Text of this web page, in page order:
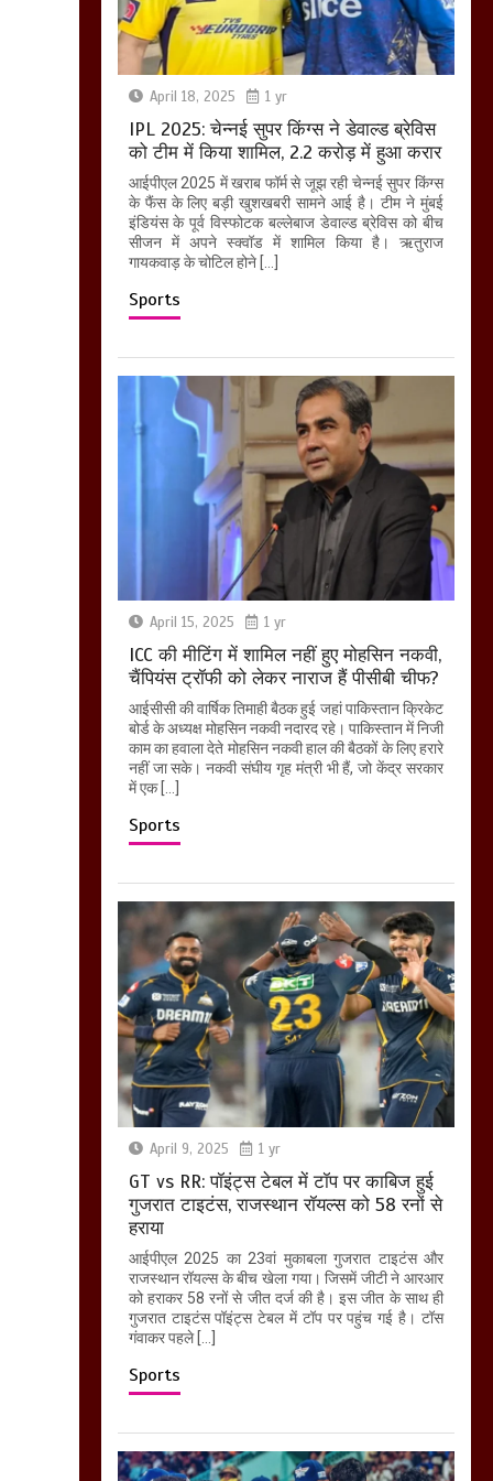
April 18, 2025 1 yr
IPL 2025: चेन्नई सुपर किंग्स ने डेवाल्ड ब्रेविस
को टीम में किया शामिल, 2.2 करोड़ में हुआ करार
आईपीएल 2025 में खराब फॉर्म से जूझ रही चेन्नई सुपर किंग्स
के फैंस के लिए बड़ी खुशखबरी सामने आई है। टीम ने मुंबई
इंडियंस के पूर्व विस्फोटक बल्लेबाज डेवाल्ड ब्रेविस को बीच
सीजन में अपने स्क्वॉड में शामिल किया है। ऋतुराज
गायकवाड़ के चोटिल होने […]
Sports
April 15, 2025 1 yr
ICC की मीटिंग में शामिल नहीं हुए मोहसिन नकवी,
चैंपियंस ट्रॉफी को लेकर नाराज हैं पीसीबी चीफ?
आईसीसी की वार्षिक तिमाही बैठक हुई जहां पाकिस्तान क्रिकेट
बोर्ड के अध्यक्ष मोहसिन नकवी नदारद रहे। पाकिस्तान में निजी
काम का हवाला देते मोहसिन नकवी हाल की बैठकों के लिए हरारे
नहीं जा सके। नकवी संघीय गृह मंत्री भी हैं, जो केंद्र सरकार
में एक […]
Sports
April 9, 2025 1 yr
GT vs RR: पॉइंट्स टेबल में टॉप पर काबिज हुई
गुजरात टाइटंस, राजस्थान रॉयल्स को 58 रनों से
हराया
आईपीएल 2025 का 23वां मुकाबला गुजरात टाइटंस और
राजस्थान रॉयल्स के बीच खेला गया। जिसमें जीटी ने आरआर
को हराकर 58 रनों से जीत दर्ज की है। इस जीत के साथ ही
गुजरात टाइटंस पॉइंट्स टेबल में टॉप पर पहुंच गई है। टॉस
गंवाकर पहले […]
Sports